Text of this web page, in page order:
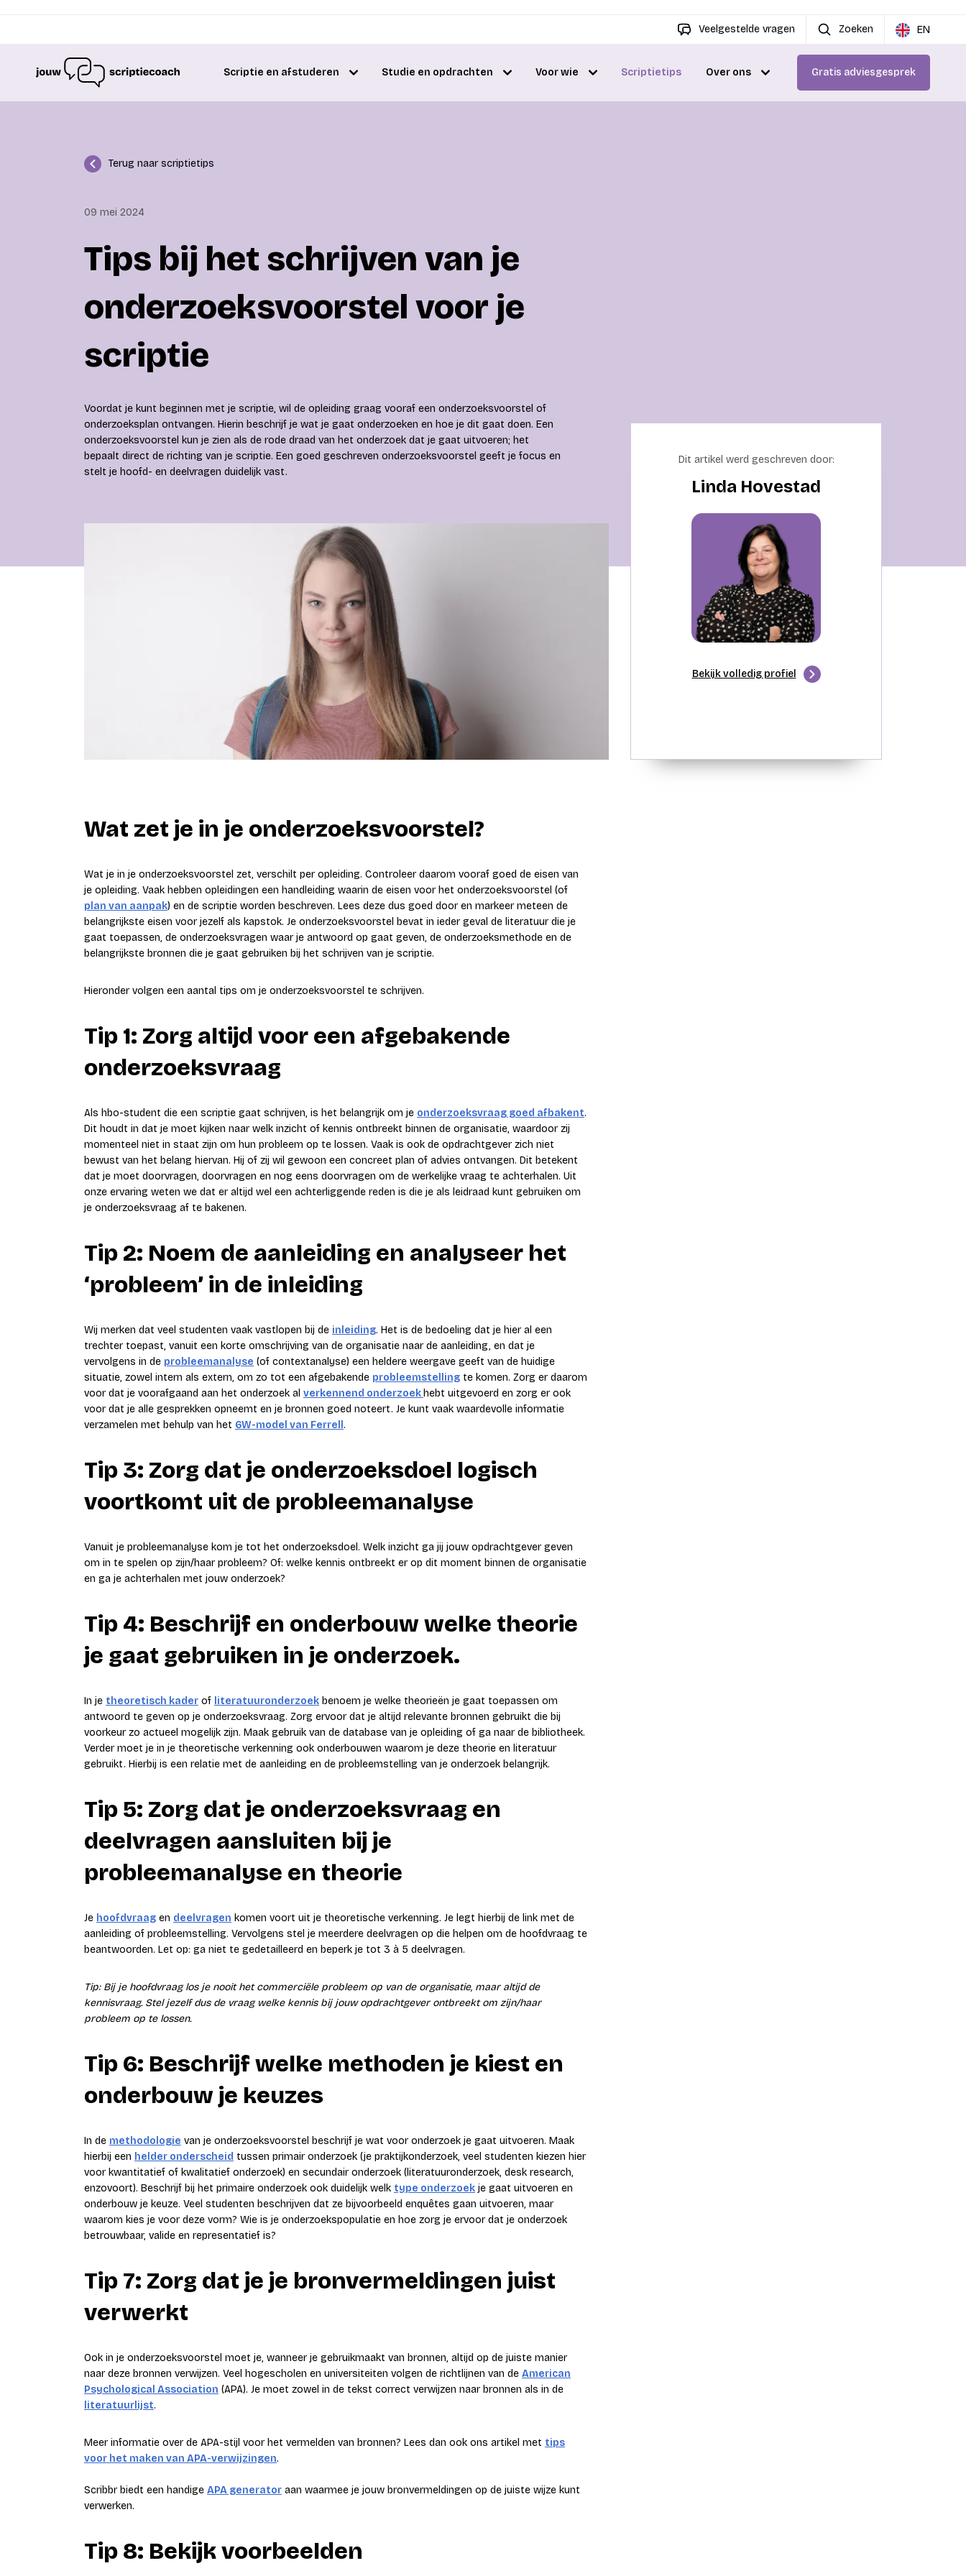
Veelgestelde vragen Zoeken EN
Scriptie en afstuderen Studie en opdrachten Voor wie Scriptietips Over ons Gratis adviesgesprek
Terug naar scriptietips
09 mei 2024
Tips bij het schrijven van je
onderzoeksvoorstel voor je
scriptie
Voordat je kunt beginnen met je scriptie, wil de opleiding graag vooraf een onderzoeksvoorstel of
onderzoeksplan ontvangen. Hierin beschrijf je wat je gaat onderzoeken en hoe je dit gaat doen. Een
onderzoeksvoorstel kun je zien als de rode draad van het onderzoek dat je gaat uitvoeren; het
bepaalt direct de richting van je scriptie. Een goed geschreven onderzoeksvoorstel geeft je focus en
stelt je hoofd- en deelvragen duidelijk vast.
Dit artikel werd geschreven door:
Linda Hovestad
Bekijk volledig profiel
Wat zet je in je onderzoeksvoorstel?
Wat je in je onderzoeksvoorstel zet, verschilt per opleiding. Controleer daarom vooraf goed de eisen van
je opleiding. Vaak hebben opleidingen een handleiding waarin de eisen voor het onderzoeksvoorstel (of
plan van aanpak) en de scriptie worden beschreven. Lees deze dus goed door en markeer meteen de
belangrijkste eisen voor jezelf als kapstok. Je onderzoeksvoorstel bevat in ieder geval de literatuur die je
gaat toepassen, de onderzoeksvragen waar je antwoord op gaat geven, de onderzoeksmethode en de
belangrijkste bronnen die je gaat gebruiken bij het schrijven van je scriptie.
Hieronder volgen een aantal tips om je onderzoeksvoorstel te schrijven.
Tip 1: Zorg altijd voor een afgebakende
onderzoeksvraag
Als hbo-student die een scriptie gaat schrijven, is het belangrijk om je onderzoeksvraag goed afbakent.
Dit houdt in dat je moet kijken naar welk inzicht of kennis ontbreekt binnen de organisatie, waardoor zij
momenteel niet in staat zijn om hun probleem op te lossen. Vaak is ook de opdrachtgever zich niet
bewust van het belang hiervan. Hij of zij wil gewoon een concreet plan of advies ontvangen. Dit betekent
dat je moet doorvragen, doorvragen en nog eens doorvragen om de werkelijke vraag te achterhalen. Uit
onze ervaring weten we dat er altijd wel een achterliggende reden is die je als leidraad kunt gebruiken om
je onderzoeksvraag af te bakenen.
Tip 2: Noem de aanleiding en analyseer het
‘probleem’ in de inleiding
Wij merken dat veel studenten vaak vastlopen bij de inleiding. Het is de bedoeling dat je hier al een
trechter toepast, vanuit een korte omschrijving van de organisatie naar de aanleiding, en dat je
vervolgens in de probleemanalyse (of contextanalyse) een heldere weergave geeft van de huidige
situatie, zowel intern als extern, om zo tot een afgebakende probleemstelling te komen. Zorg er daarom
voor dat je voorafgaand aan het onderzoek al verkennend onderzoek hebt uitgevoerd en zorg er ook
voor dat je alle gesprekken opneemt en je bronnen goed noteert. Je kunt vaak waardevolle informatie
verzamelen met behulp van het 6W-model van Ferrell .
Tip 3: Zorg dat je onderzoeksdoel logisch
voortkomt uit de probleemanalyse
Vanuit je probleemanalyse kom je tot het onderzoeksdoel. Welk inzicht ga jij jouw opdrachtgever geven
om in te spelen op zijn/haar probleem? Of: welke kennis ontbreekt er op dit moment binnen de organisatie
en ga je achterhalen met jouw onderzoek?
Tip 4: Beschrijf en onderbouw welke theorie
je gaat gebruiken in je onderzoek.
In je theoretisch kader of literatuuronderzoek benoem je welke theorieën je gaat toepassen om
antwoord te geven op je onderzoeksvraag. Zorg ervoor dat je altijd relevante bronnen gebruikt die bij
voorkeur zo actueel mogelijk zijn. Maak gebruik van de database van je opleiding of ga naar de bibliotheek.
Verder moet je in je theoretische verkenning ook onderbouwen waarom je deze theorie en literatuur
gebruikt. Hierbij is een relatie met de aanleiding en de probleemstelling van je onderzoek belangrijk.
Tip 5: Zorg dat je onderzoeksvraag en
deelvragen aansluiten bij je
probleemanalyse en theorie
Je hoofdvraag en deelvragen komen voort uit je theoretische verkenning. Je legt hierbij de link met de
aanleiding of probleemstelling. Vervolgens stel je meerdere deelvragen op die helpen om de hoofdvraag te
beantwoorden. Let op: ga niet te gedetailleerd en beperk je tot 3 à 5 deelvragen.
Tip: Bij je hoofdvraag los je nooit het commerciële probleem op van de organisatie, maar altijd de
kennisvraag. Stel jezelf dus de vraag welke kennis bij jouw opdrachtgever ontbreekt om zijn/haar
probleem op te lossen.
Tip 6: Beschrijf welke methoden je kiest en
onderbouw je keuzes
In de methodologie van je onderzoeksvoorstel beschrijf je wat voor onderzoek je gaat uitvoeren. Maak
hierbij een helder onderscheid tussen primair onderzoek (je praktijkonderzoek, veel studenten kiezen hier
voor kwantitatief of kwalitatief onderzoek) en secundair onderzoek (literatuuronderzoek, desk research,
enzovoort). Beschrijf bij het primaire onderzoek ook duidelijk welk type onderzoek je gaat uitvoeren en
onderbouw je keuze. Veel studenten beschrijven dat ze bijvoorbeeld enquêtes gaan uitvoeren, maar
waarom kies je voor deze vorm? Wie is je onderzoekspopulatie en hoe zorg je ervoor dat je onderzoek
betrouwbaar, valide en representatief is?
Tip 7: Zorg dat je je bronvermeldingen juist
verwerkt
Ook in je onderzoeksvoorstel moet je, wanneer je gebruikmaakt van bronnen, altijd op de juiste manier
naar deze bronnen verwijzen. Veel hogescholen en universiteiten volgen de richtlijnen van de American
Psychological Association (APA). Je moet zowel in de tekst correct verwijzen naar bronnen als in de
literatuurlijst.
Meer informatie over de APA-stijl voor het vermelden van bronnen? Lees dan ook ons artikel met tips
voor het maken van APA-verwijzingen.
Scribbr biedt een handige APA generator aan waarmee je jouw bronvermeldingen op de juiste wijze kunt
verwerken.
Tip 8: Bekijk voorbeelden